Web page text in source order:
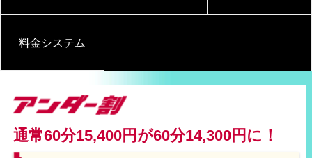
料金システム
通常60分15,400円が60分14,300円に！